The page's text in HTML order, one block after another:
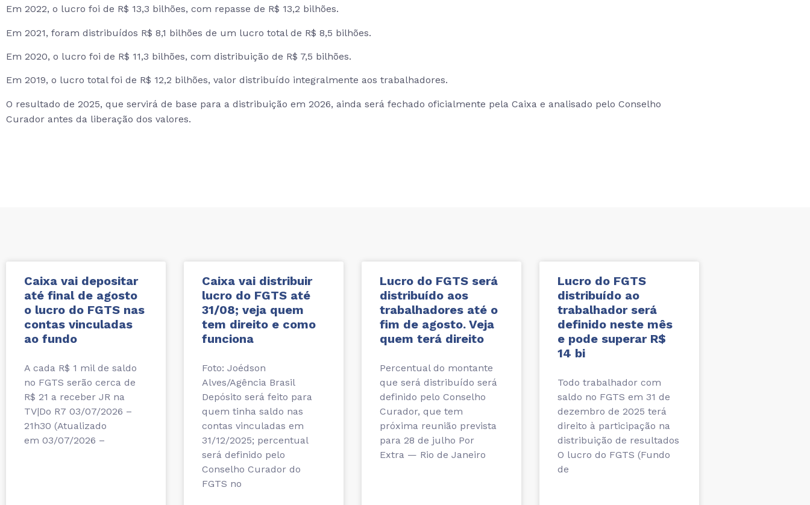
Em 2022, o lucro foi de R$ 13,3 bilhões, com repasse de R$ 13,2 bilhões.
Em 2021, foram distribuídos R$ 8,1 bilhões de um lucro total de R$ 8,5 bilhões.
Em 2020, o lucro foi de R$ 11,3 bilhões, com distribuição de R$ 7,5 bilhões.
Em 2019, o lucro total foi de R$ 12,2 bilhões, valor distribuído integralmente aos trabalhadores.
O resultado de 2025, que servirá de base para a distribuição em 2026, ainda será fechado oficialmente pela Caixa e analisado pelo Conselho
Curador antes da liberação dos valores.
Caixa vai depositar
até final de agosto
o lucro do FGTS nas
contas vinculadas
ao fundo
A cada R$ 1 mil de saldo
no FGTS serão cerca de
R$ 21 a receber JR na
TV|Do R7 03/07/2026 –
21h30 (Atualizado
em 03/07/2026 –
Caixa vai distribuir
lucro do FGTS até
31/08; veja quem
tem direito e como
funciona
Foto: Joédson
Alves/Agência Brasil
Depósito será feito para
quem tinha saldo nas
contas vinculadas em
31/12/2025; percentual
será definido pelo
Conselho Curador do
FGTS no
Lucro do FGTS será
distribuído aos
trabalhadores até o
fim de agosto. Veja
quem terá direito
Percentual do montante
que será distribuído será
definido pelo Conselho
Curador, que tem
próxima reunião prevista
para 28 de julho Por
Extra — Rio de Janeiro
Lucro do FGTS
distribuído ao
trabalhador será
definido neste mês
e pode superar R$
14 bi
Todo trabalhador com
saldo no FGTS em 31 de
dezembro de 2025 terá
direito à participação na
distribuição de resultados
O lucro do FGTS (Fundo
de